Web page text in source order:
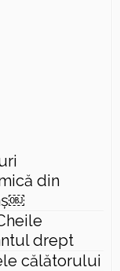
din
drept
călătorului